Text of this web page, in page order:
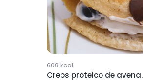
609 kcal
Creps proteico de avena.